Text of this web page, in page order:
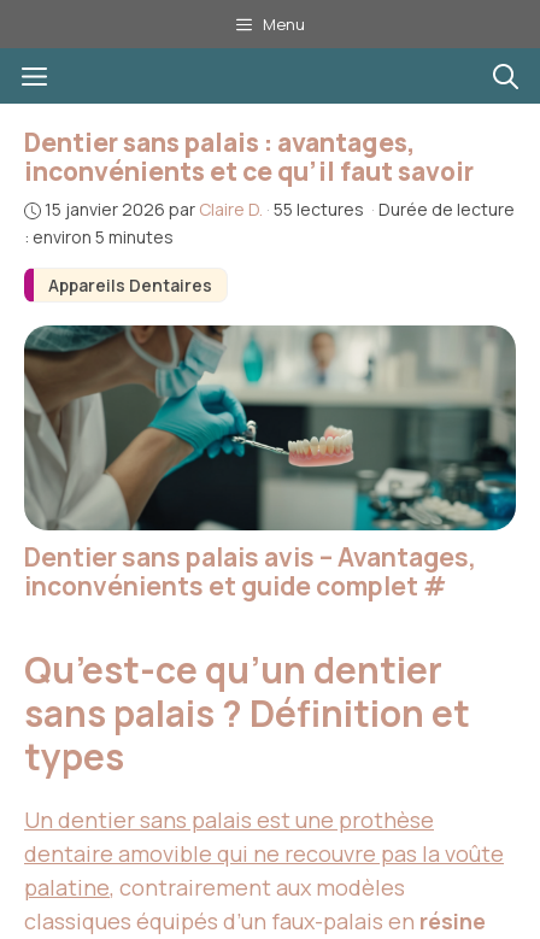
au
contenu
Menu
Menu
Appareils Dentaires
Dentier sans palais : avantages,
inconvénients et ce qu’il faut savoir
15 janvier 2026 par Claire D. · 55 lectures · Durée de lecture
: environ 5 minutes
Dentier sans palais avis – Avantages,
inconvénients et guide complet #
Qu’est-ce qu’un dentier
sans palais ? Définition et
types
Un dentier sans palais est une prothèse
dentaire amovible qui ne recouvre pas la voûte
palatine, contrairement aux modèles
classiques équipés d’un faux-palais en résine